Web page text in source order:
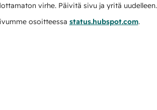
virhe. Päivitä sivu ja yritä uudelleen.
osoitteessa status.hubspot.com.